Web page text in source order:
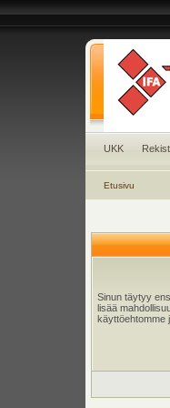
UKK
Etusivu
Sinun täytyy
lisää
käyttöehtomme